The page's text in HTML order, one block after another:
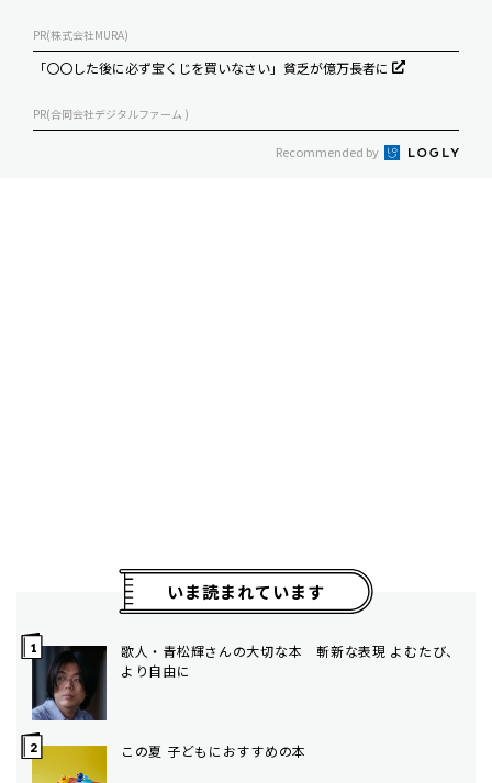
PR(株式会社MURA)
「〇〇した後に必ず宝くじを買いなさい」貧乏が億万長者に
PR(合同会社デジタルファーム )
Recommended by
いま読まれています
歌人・青松輝さんの大切な本 斬新な表現 よむたび、
より自由に
この夏 子どもにおすすめの本